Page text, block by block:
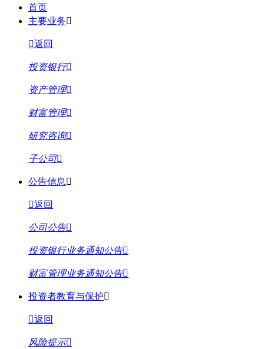
首页
主要业务
返回
投资银行
资产管理
财富管理
研究咨询
子公司
公告信息
返回
公司公告
投资银行业务通知公告
财富管理业务通知公告
投资者教育与保护
返回
风险提示